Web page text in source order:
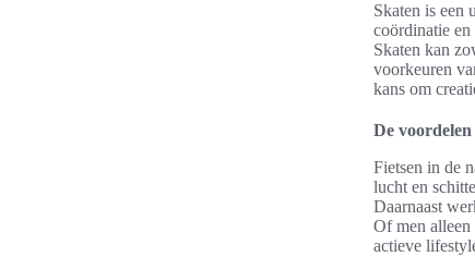
Skaten is een
coördinatie
Skaten kan
voorkeuren
kans om
De
Fietsen in de
lucht en
Daarnaast
Of men alleen
actieve